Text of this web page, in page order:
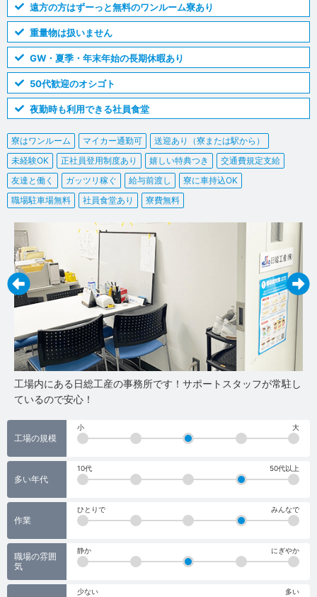
遠方の方はずーっと無料のワンルーム寮あり
重量物は扱いません
GW・夏季・年末年始の長期休暇あり
50代歓迎のオシゴト
夜勤時も利用できる社員食堂
寮はワンルーム マイカー通勤可
送迎あり（寮または駅から）
未経験OK
正社員登用制度あり 嬉しい特典つき
交通費規定支給
友達と働く
ガッツリ稼ぐ 給与前渡し
寮に車持込OK
職場駐車場無料
社員食堂あり 寮費無料
工場内にある日総工産の事務所です！サポートスタッフが常駐し
ているので安心！
工場の規模
小 大
多い年代
10代 50代以上
作業
ひとりで みんなで
職場の雰囲
気
静か にぎやか
少ない 多い